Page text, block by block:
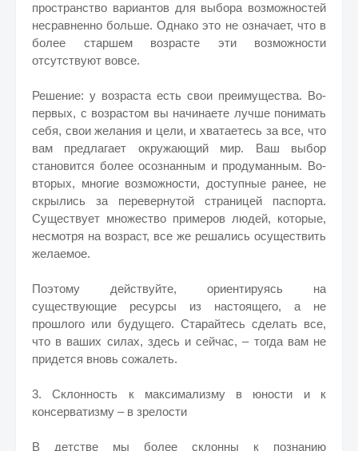
пространство вариантов для выбора возможностей
несравненно больше. Однако это не означает, что в
более старшем возрасте эти возможности
отсутствуют вовсе.
Решение: у возраста есть свои преимущества. Во-
первых, с возрастом вы начинаете лучше понимать
себя, свои желания и цели, и хватаетесь за все, что
вам предлагает окружающий мир. Ваш выбор
становится более осознанным и продуманным. Во-
вторых, многие возможности, доступные ранее, не
скрылись за перевернутой страницей паспорта.
Существует множество примеров людей, которые,
несмотря на возраст, все же решались осуществить
желаемое.
Поэтому действуйте, ориентируясь на
существующие ресурсы из настоящего, а не
прошлого или будущего. Старайтесь сделать все,
что в ваших силах, здесь и сейчас, – тогда вам не
придется вновь сожалеть.
3. Склонность к максимализму в юности и к
консерватизму – в зрелости
В детстве мы более склонны к познанию